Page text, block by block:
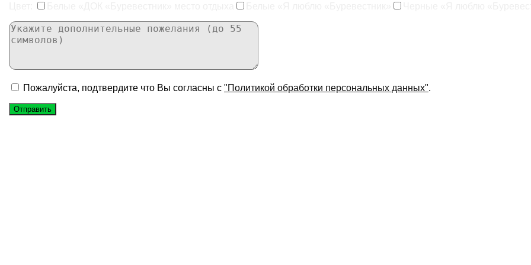
Пожалуйста, подтвердите что Вы согласны с "Политикой обработки персональных данных".